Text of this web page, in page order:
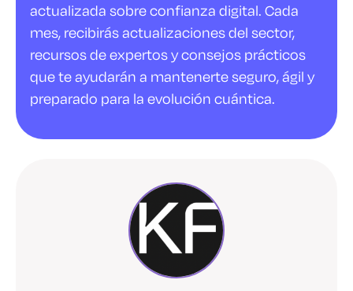
actualizada sobre confianza digital. Cada
mes, recibirás actualizaciones del sector,
recursos de expertos y consejos prácticos
que te ayudarán a mantenerte seguro, ágil y
preparado para la evolución cuántica.